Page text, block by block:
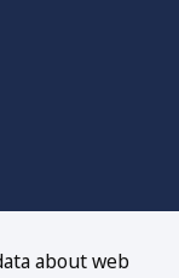
about web